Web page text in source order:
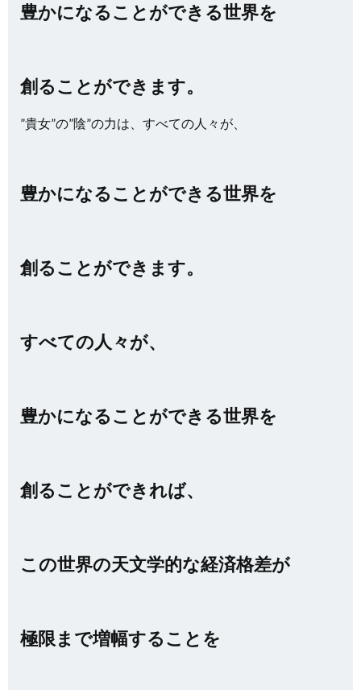
豊かになることができる世界を
創ることができます。
”貴女”の”陰”の力は、すべての人々が、
豊かになることができる世界を
創ることができます。
すべての人々が、
豊かになることができる世界を
創ることができれば、
この世界の天文学的な経済格差が
極限まで増幅することを